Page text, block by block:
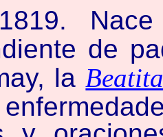
de
la